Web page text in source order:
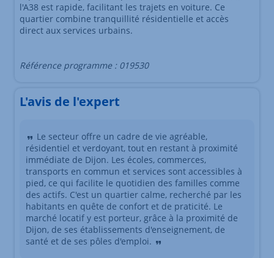
l'A38 est rapide, facilitant les trajets en voiture. Ce
quartier combine tranquillité résidentielle et accès
direct aux services urbains.
Référence programme : 019530
L'avis de l'expert
Le secteur offre un cadre de vie agréable,
résidentiel et verdoyant, tout en restant à proximité
immédiate de Dijon. Les écoles, commerces,
transports en commun et services sont accessibles à
pied, ce qui facilite le quotidien des familles comme
des actifs. C'est un quartier calme, recherché par les
habitants en quête de confort et de praticité. Le
marché locatif y est porteur, grâce à la proximité de
Dijon, de ses établissements d'enseignement, de
santé et de ses pôles d'emploi.